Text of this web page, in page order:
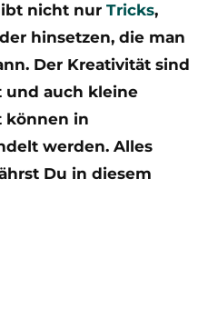
nicht nur Tricks,
hinsetzen, die man
Der Kreativität sind
und auch kleine
können in
werden. Alles
Du in diesem